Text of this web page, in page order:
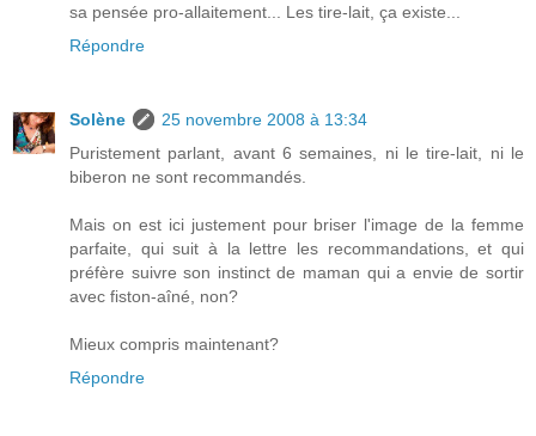
sa pensée pro-allaitement... Les tire-lait, ça existe...
Répondre
Solène
25 novembre 2008 à 13:34
Puristement parlant, avant 6 semaines, ni le tire-lait, ni le
biberon ne sont recommandés.
Mais on est ici justement pour briser l'image de la femme
parfaite, qui suit à la lettre les recommandations, et qui
préfère suivre son instinct de maman qui a envie de sortir
avec fiston-aîné, non?
Mieux compris maintenant?
Répondre